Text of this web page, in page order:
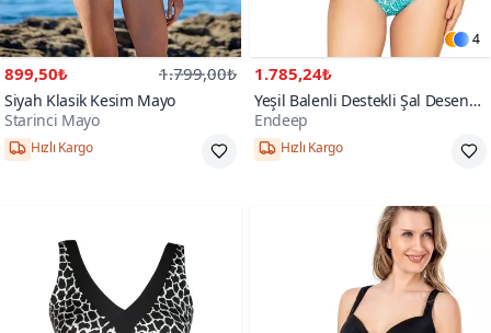
899,50₺ 1.799,00₺
Siyah Klasik Kesim Mayo
Starinci Mayo
Hızlı Kargo
4
1.785,24₺
Yeşil Balenli Destekli Şal Desen
Yüksek Bel Bikini Takım
Endeep
Hızlı Kargo